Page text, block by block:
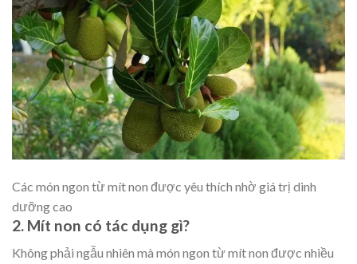
Các món ngon từ mít non được yêu thích nhờ giá trị dinh
dưỡng cao
2. Mít non có tác dụng gì?
Không phải ngẫu nhiên mà món ngon từ mít non được nhiều